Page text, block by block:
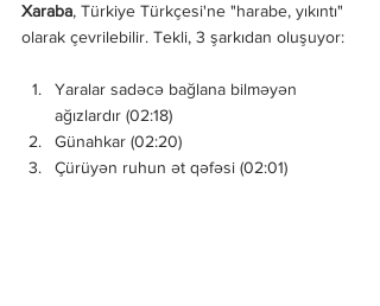
Xaraba, Türkiye Türkçesi'ne "harabe, yıkıntı"
olarak çevrilebilir. Tekli, 3 şarkıdan oluşuyor:
Yaralar sadəcə bağlana bilməyən
ağızlardır (02:18)
Günahkar (02:20)
Çürüyən ruhun ət qəfəsi (02:01)